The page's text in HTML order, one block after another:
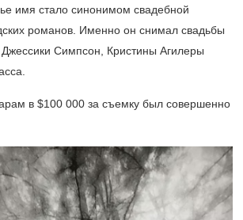
имя стало синонимом свадебной
романов. Именно он снимал свадьбы
Симпсон, Кристины Агилеры
в $100 000 за съемку был совершенно